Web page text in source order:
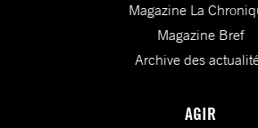
Magazine La
Magazine Bref
Archive des
AGIR